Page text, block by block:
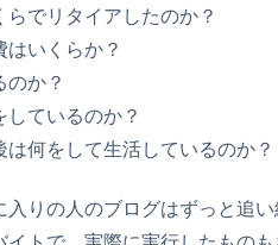
らでリタイアしたのか？
はいくらか？
のか？
しているのか？
は何をして生活しているのか？
入りの人のブログはずっと追い